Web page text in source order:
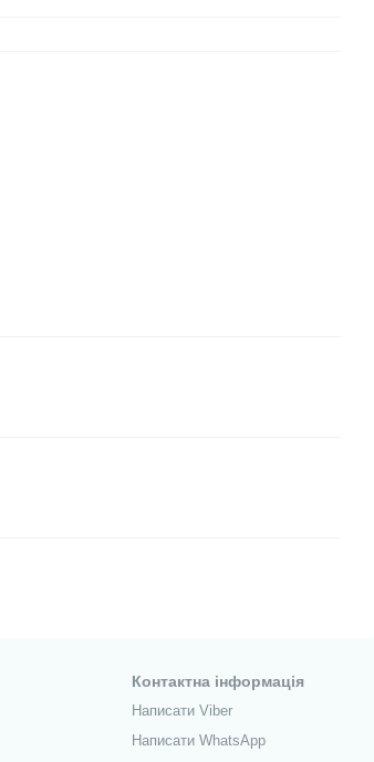
Контактна інформація
Написати Viber
Написати WhatsApp